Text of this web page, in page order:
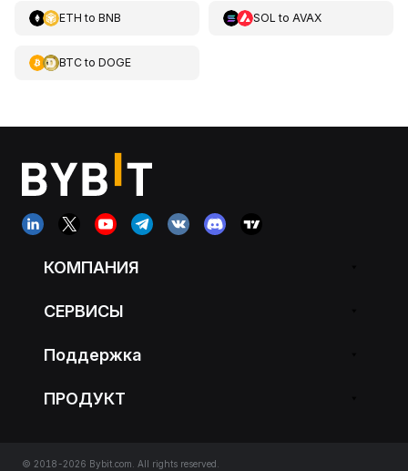
ETH to BNB SOL to AVAX
BTCto DOGE
КОМПАНИЯ
СЕРВИСЫ
Поддержка
ПРОДУКТ
© 2018-2026 Bybit.com. All rights reserved.